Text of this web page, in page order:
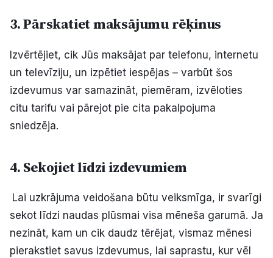
3. Pārskatiet maksājumu rēķinus
Izvērtējiet, cik Jūs maksājat par telefonu, internetu
un televīziju, un izpētiet iespējas – varbūt šos
izdevumus var samazināt, piemēram, izvēloties
citu tarifu vai pārejot pie cita pakalpojuma
sniedzēja.
4. Sekojiet līdzi izdevumiem
Lai uzkrājuma veidošana būtu veiksmīga, ir svarīgi
sekot līdzi naudas plūsmai visa mēneša garumā. Ja
nezināt, kam un cik daudz tērējat, vismaz mēnesi
pierakstiet savus izdevumus, lai saprastu, kur vēl